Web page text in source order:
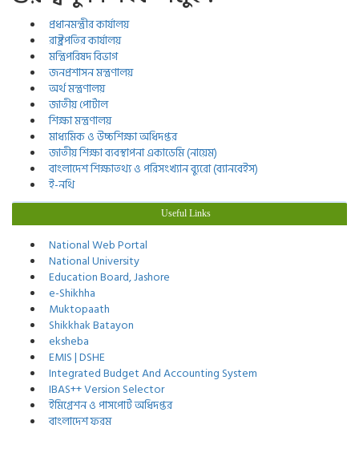
প্রধানমন্ত্রীর কার্যালয়
রাষ্ট্রপতির কার্যালয়
মন্ত্রিপরিষদ বিভাগ
জনপ্রশাসন মন্ত্রণালয়
অর্থ মন্ত্রণালয়
জাতীয় পোর্টাল
শিক্ষা মন্ত্রণালয়
মাধ্যমিক ও উচ্চশিক্ষা অধিদপ্তর
জাতীয় শিক্ষা ব্যবস্থাপনা একাডেমি (নায়েম)
বাংলাদেশ শিক্ষাতথ্য ও পরিসংখ্যান ব্যুরো (ব্যানবেইস)
ই-নথি
Useful Links
National Web Portal
National University
Education Board, Jashore
e-Shikhha
Muktopaath
Shikkhak Batayon
eksheba
EMIS | DSHE
Integrated Budget And Accounting System
IBAS++ Version Selector
ইমিগ্রেশন ও পাসপোর্ট অধিদপ্তর
বাংলাদেশ ফরম